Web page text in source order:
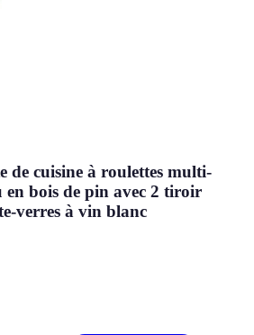
de cuisine à roulettes multi-
en bois de pin avec 2 tiroir
verres à vin blanc